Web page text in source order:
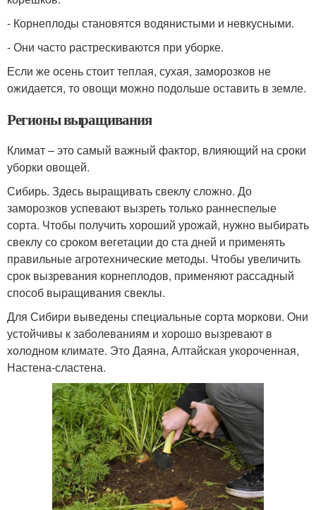
- Корнеплоды становятся водянистыми и невкусными.
- Они часто растрескиваются при уборке.
Если же осень стоит теплая, сухая, заморозков не
ожидается, то овощи можно подольше оставить в земле.
Регионы выращивания
Климат – это самый важный фактор, влияющий на сроки
уборки овощей.
Сибирь. Здесь выращивать свеклу сложно. До
заморозков успевают вызреть только раннеспелые
сорта. Чтобы получить хороший урожай, нужно выбирать
свеклу со сроком вегетации до ста дней и применять
правильные агротехнические методы. Чтобы увеличить
срок вызревания корнеплодов, применяют рассадный
способ выращивания свеклы.
Для Сибири выведены специальные сорта моркови. Они
устойчивы к заболеваниям и хорошо вызревают в
холодном климате. Это Даяна, Алтайская укороченная,
Настена-сластена.